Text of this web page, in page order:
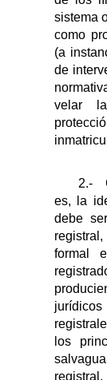
sistema
como
(a
de
velar
2.-
es, la
debe
formal
los